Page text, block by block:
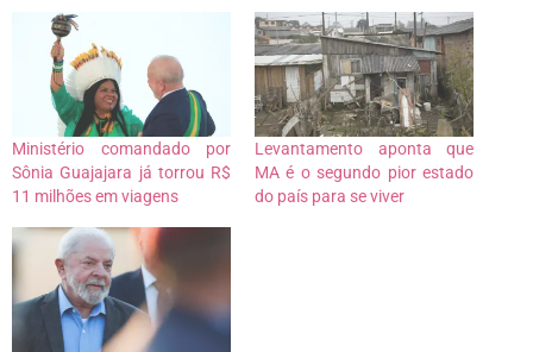
Ministério comandado por
Sônia Guajajara já torrou R$
11 milhões em viagens
Levantamento aponta que
MA é o segundo pior estado
do país para se viver